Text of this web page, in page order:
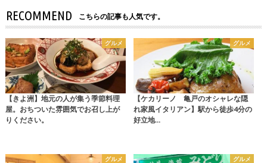
RECOMMEND こちらの記事も人気です。
グルメ
【きよ洲】地元の人が集う季節料理
屋。おちついた雰囲気でお召し上が
りください。
グルメ
【ケカリーノ 亀戸のオシャレな隠
れ家風イタリアン】駅から徒歩4分の
好立地…
グルメ グルメ